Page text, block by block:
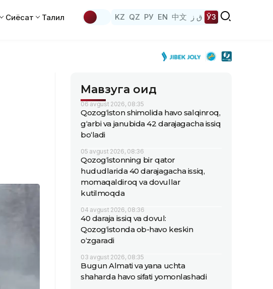
Сиёсат Таҳлил KZ QZ РУ EN 中文 ق ز ЎЗ
Мавзуга оид
06 avgust 2026, 08:35
Qozog‘iston shimolida havo salqinroq,
g‘arbi va janubida 42 darajagacha issiq
bo‘ladi
05 avgust 2026, 08:36
Qozog‘istonning bir qator
hududlarida 40 darajagacha issiq,
momaqaldiroq va dovullar
kutilmoqda
04 avgust 2026, 08:36
40 daraja issiq va dovul:
Qozog‘istonda ob-havo keskin
o‘zgaradi
03 avgust 2026, 08:35
Bugun Almati va yana uchta
shaharda havo sifati yomonlashadi